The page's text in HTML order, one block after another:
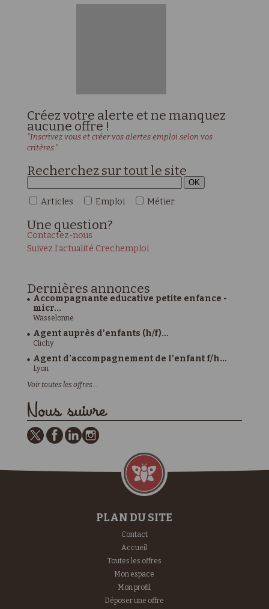
Créez votre alerte et ne manquez
aucune offre !
"Inscrivez vous et créer vos alertes emploi selon vos
critères."
Recherchez sur tout le site
Articles Emploi Métier
Une question?
Contactez-nous
Suivez l'actualité Crechemploi
Dernières annonces
Accompagnante educative petite enfance -
micr...
Wasselonne
Agent auprès d'enfants (h/f)...
Clichy
Agent d’accompagnement de l’enfant f/h...
Lyon
Voir toutes les offres...
Nous suivre
PLAN DU SITE
Contact
Accueil
Toutes les offres
Mon espace
Mon profil
Déposer une offre